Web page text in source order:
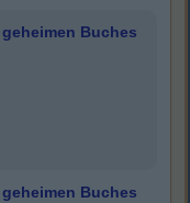
Buches
Buches